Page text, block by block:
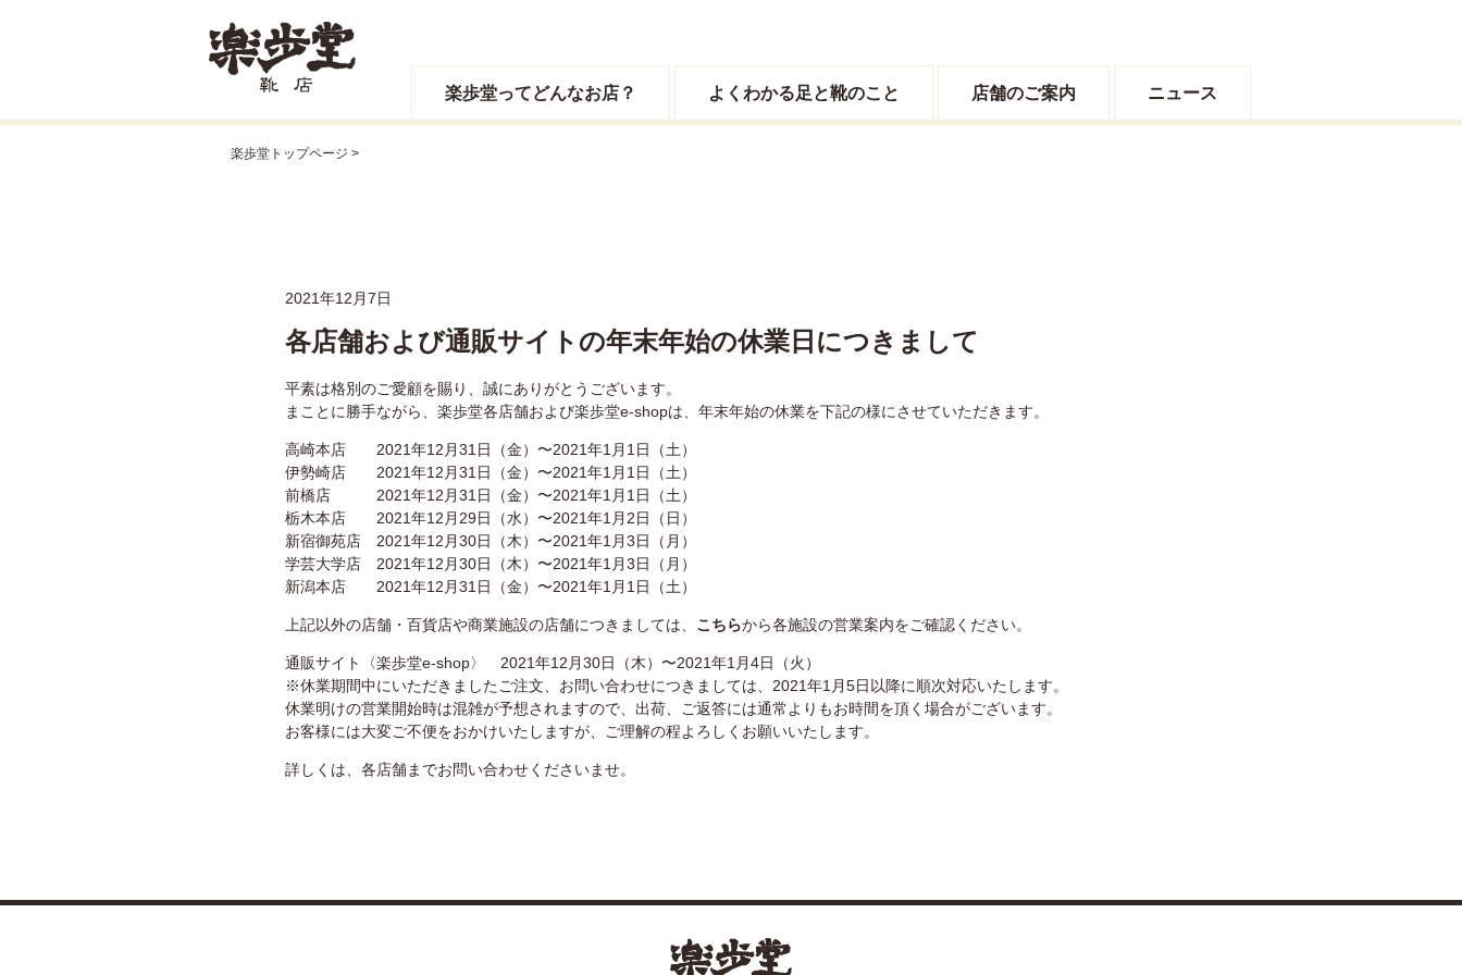
楽歩堂ってどんなお店？ よくわかる足と靴のこと 店舗のご案内 ニュース
楽歩堂トップページ
2021年12月7日
各店舗および通販サイトの年末年始の休業日につきまして
平素は格別のご愛顧を賜り、誠にありがとうございます。
まことに勝手ながら、楽歩堂各店舗および楽歩堂e-shopは、年末年始の休業を下記の様にさせていただきます。
高崎本店 2021年12月31日（金）〜2021年1月1日（土）
伊勢崎店 2021年12月31日（金）〜2021年1月1日（土）
前橋店 2021年12月31日（金）〜2021年1月1日（土）
栃木本店 2021年12月29日（水）〜2021年1月2日（日）
新宿御苑店 2021年12月30日（木）〜2021年1月3日（月）
学芸大学店 2021年12月30日（木）〜2021年1月3日（月）
新潟本店 2021年12月31日（金）〜2021年1月1日（土）
上記以外の店舗・百貨店や商業施設の店舗につきましては、 こちらから各施設の営業案内をご確認ください。
通販サイト〈楽歩堂e-shop〉 2021年12月30日（木）〜2021年1月4日（火）
※休業期間中にいただきましたご注文、お問い合わせにつきましては、2021年1月5日以降に順次対応いたします。
休業明けの営業開始時は混雑が予想されますので、出荷、ご返答には通常よりもお時間を頂く場合がございます。
お客様には大変ご不便をおかけいたしますが、ご理解の程よろしくお願いいたします。
詳しくは、各店舗までお問い合わせくださいませ。